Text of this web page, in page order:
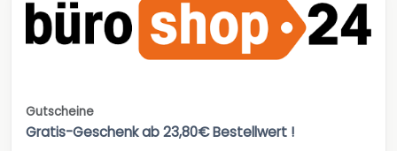
Gutscheine
Gratis-Geschenk ab 23,80€ Bestellwert !